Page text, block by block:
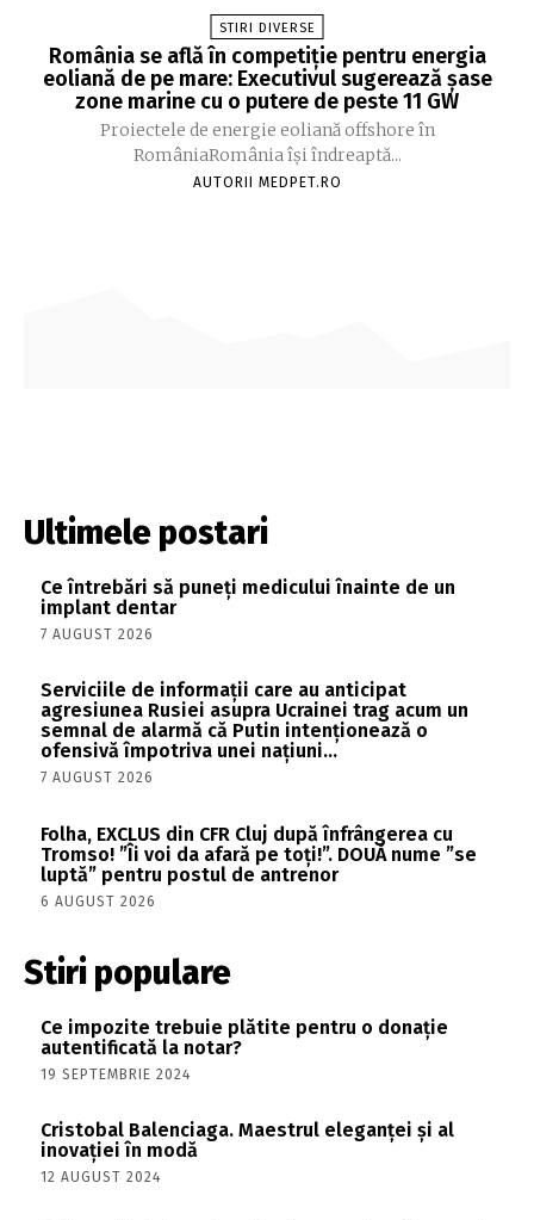
STIRI DIVERSE
România se află în competiție pentru energia
eoliană de pe mare: Executivul sugerează șase
zone marine cu o putere de peste 11 GW
Proiectele de energie eoliană offshore în
RomâniaRomânia își îndreaptă...
AUTORII MEDPET.RO
Ultimele postari
Ce întrebări să puneți medicului înainte de un
implant dentar
7 AUGUST 2026
Serviciile de informații care au anticipat
agresiunea Rusiei asupra Ucrainei trag acum un
semnal de alarmă că Putin intenționează o
ofensivă împotriva unei națiuni...
7 AUGUST 2026
Folha, EXCLUS din CFR Cluj după înfrângerea cu
Tromso! ”Îi voi da afară pe toți!”. DOUĂ nume ”se
luptă” pentru postul de antrenor
6 AUGUST 2026
Stiri populare
Ce impozite trebuie plătite pentru o donație
autentificată la notar?
19 SEPTEMBRIE 2024
Cristobal Balenciaga. Maestrul eleganței și al
inovației în modă
12 AUGUST 2024